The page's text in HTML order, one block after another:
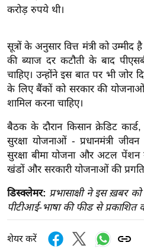
क्रा
म
ई
-
पे
प
मि
सा
ल
बे
मि
ल
करोड़ रुपये थी।
सूत्रों के अनुसार वित्त मंत्री को
की ब्याज दर कटौती के बाद
चाहिए। उन्होंने इस बात पर भी जोर
के लिए बैंकों को सरकार की
शामिल करना चाहिए।
बैठक के दौरान किसान क्रेडिट
सुरक्षा योजनाओं - प्रधानमंत्री जीवन
सुरक्षा बीमा योजना और अटल पेंशन
खंडों और सरकारी योजनाओं की
डिस्क्लेमर: प्रभासाक्षी ने इस ख़बर
पीटीआई-भाषा की फीड से प्रकाशित
शेयर करें